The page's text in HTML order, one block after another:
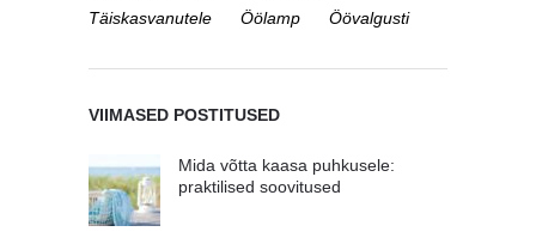
Täiskasvanutele
Öölamp Öövalgusti
VIIMASED POSTITUSED
Mida võtta kaasa puhkusele:
praktilised soovitused